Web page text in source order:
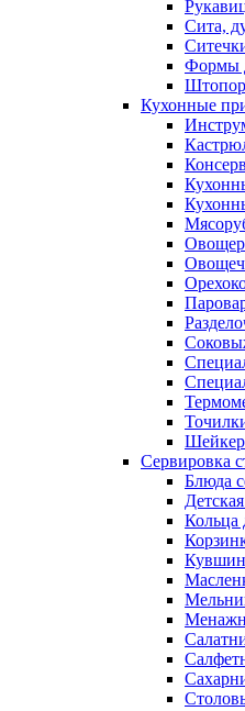
Сита,
Формы
Кухонные
Сервировка
Блюда
Кольца